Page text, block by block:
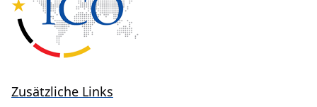
Zusätzliche Links